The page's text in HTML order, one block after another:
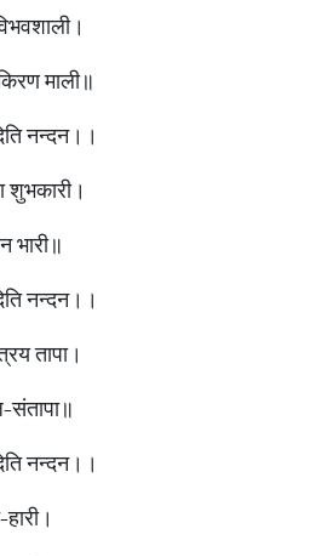
माली॥
नन्दन।।
शुभकारी।
भारी॥
नन्दन।।
तापा।
नन्दन।।